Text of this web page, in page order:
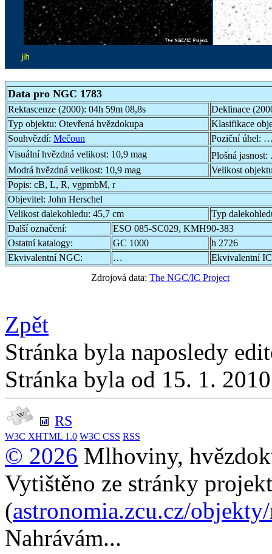
Data pro NGC 1783
Rektascenze (2000): 04h 59m 08,8s
Deklinace
Typ objektu: Otevřená hvězdokupa
Klasifikace
Souhvězdí: Mečoun Poziční úhel: …
Visuální hvězdná velikost: 10,9 mag Plošná jasnost:
Modrá hvězdná velikost: 10,9 mag
Velikost
Popis: cB, L, R, vgpmbM, r
Objevitel: John Herschel
Velikost dalekohledu: 45,7 cm
Typ
Další označení:
ESO 085-SC029, KMH90-383
Ostatní katalogy:
GC 1000
h 2726
Ekvivalentní NGC:
…
Ekvivalentní
Zdrojová data: The NGC/IC Project
Zpět
Stránka byla naposledy
Stránka byla od 15. 1.
RS
W3C XHTML 1.0 W3C CSS RSS
© 2026 Mlhoviny,
Vytištěno ze stránky
(astronomia.zcu.cz/
Nahrávám...